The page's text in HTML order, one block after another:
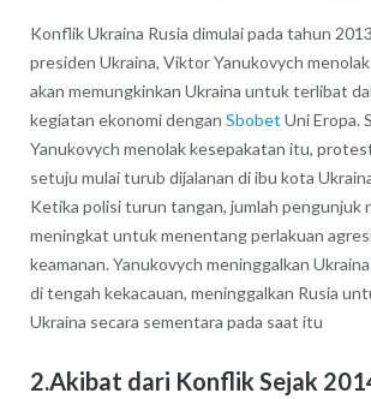
Konflik Ukraina Rusia dimulai pada tahun
presiden Ukraina, Viktor Yanukovych
akan memungkinkan Ukraina untuk terlibat
kegiatan ekonomi dengan Sbobet Uni Eropa.
Yanukovych menolak kesepakatan itu,
setuju mulai turub dijalanan di ibu kota
Ketika polisi turun tangan, jumlah pengunjuk
meningkat untuk menentang perlakuan
keamanan. Yanukovych meninggalkan
di tengah kekacauan, meninggalkan Rusia
Ukraina secara sementara pada saat itu
2.Akibat dari Konflik Sejak